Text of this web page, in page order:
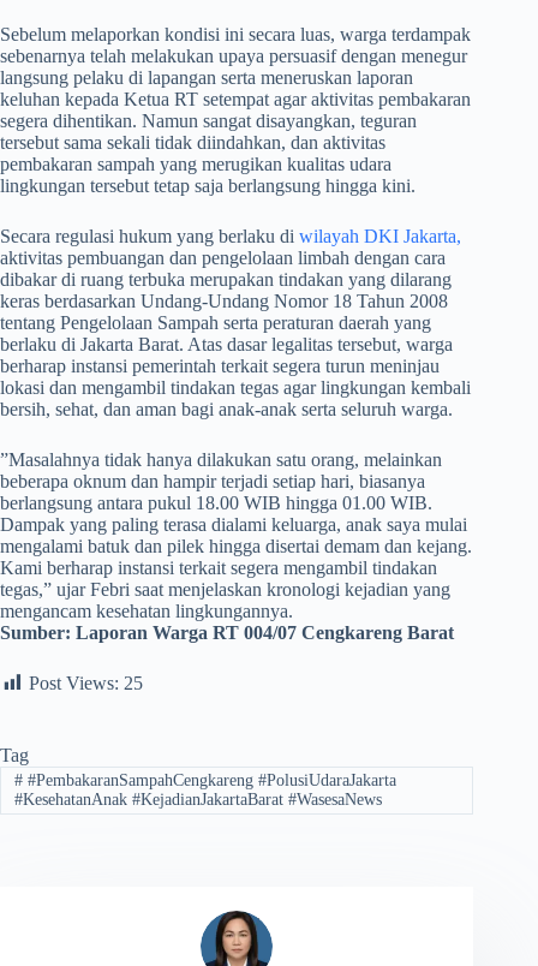
​Sebelum melaporkan kondisi ini secara luas, warga terdampak
sebenarnya telah melakukan upaya persuasif dengan menegur
langsung pelaku di lapangan serta meneruskan laporan
keluhan kepada Ketua RT setempat agar aktivitas pembakaran
segera dihentikan. Namun sangat disayangkan, teguran
tersebut sama sekali tidak diindahkan, dan aktivitas
pembakaran sampah yang merugikan kualitas udara
lingkungan tersebut tetap saja berlangsung hingga kini.
​Secara regulasi hukum yang berlaku di wilayah DKI Jakarta,
aktivitas pembuangan dan pengelolaan limbah dengan cara
dibakar di ruang terbuka merupakan tindakan yang dilarang
keras berdasarkan Undang-Undang Nomor 18 Tahun 2008
tentang Pengelolaan Sampah serta peraturan daerah yang
berlaku di Jakarta Barat. Atas dasar legalitas tersebut, warga
berharap instansi pemerintah terkait segera turun meninjau
lokasi dan mengambil tindakan tegas agar lingkungan kembali
bersih, sehat, dan aman bagi anak-anak serta seluruh warga.
​”Masalahnya tidak hanya dilakukan satu orang, melainkan
beberapa oknum dan hampir terjadi setiap hari, biasanya
berlangsung antara pukul 18.00 WIB hingga 01.00 WIB.
Dampak yang paling terasa dialami keluarga, anak saya mulai
mengalami batuk dan pilek hingga disertai demam dan kejang.
Kami berharap instansi terkait segera mengambil tindakan
tegas,” ujar Febri saat menjelaskan kronologi kejadian yang
mengancam kesehatan lingkungannya.
Sumber: Laporan Warga RT 004/07 Cengkareng Barat
Post Views: 25
Tag
##PembakaranSampahCengkareng #PolusiUdaraJakarta
#KesehatanAnak #KejadianJakartaBarat #WasesaNews